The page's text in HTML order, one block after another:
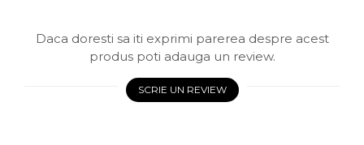
Daca doresti sa iti exprimi parerea despre acest
produs poti adauga un review.
SCRIE UN REVIEW